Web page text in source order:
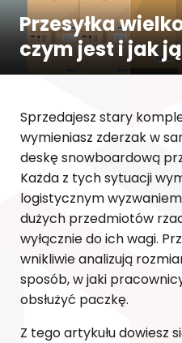
Przesyłka
czym jest i jak
Sprzedajesz stary
wymieniasz zderzak w
deskę snowboardową
Każda z tych sytuacji
logistycznym
dużych przedmiotów
wyłącznie do ich wagi.
wnikliwie analizują
sposób, w jaki
obsłużyć paczkę.
Z tego artykułu dowiesz